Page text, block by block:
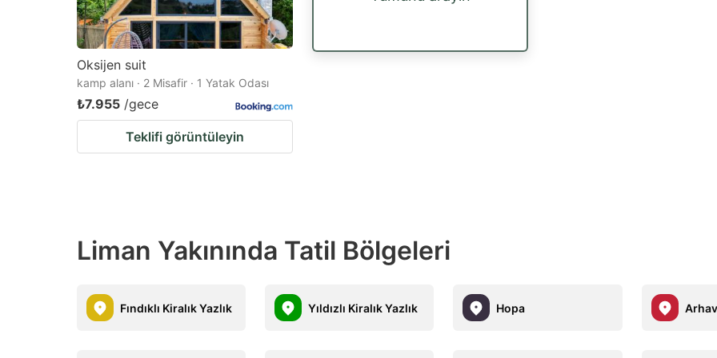
Oksijen suit
kamp alanı · 2 Misafir · 1 Yatak Odası
₺7.955 /gece
Teklifi görüntüleyin
Liman Yakınında Tatil Bölgeleri
Fındıklı Kiralık Yazlık Yıldızlı Kiralık Yazlık Hopa